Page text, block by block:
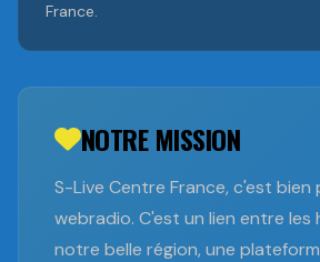
France.
NOTRE MISSION
S-Live Centre France, c'est bien
webradio. C'est un lien entre
notre belle région, une